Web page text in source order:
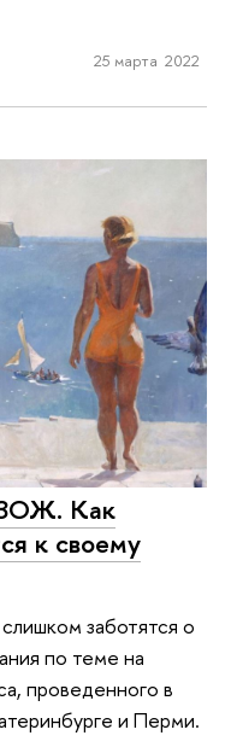
25 марта 2022
Как
к своему
заботятся о
по теме на
проведенного в
и Перми.